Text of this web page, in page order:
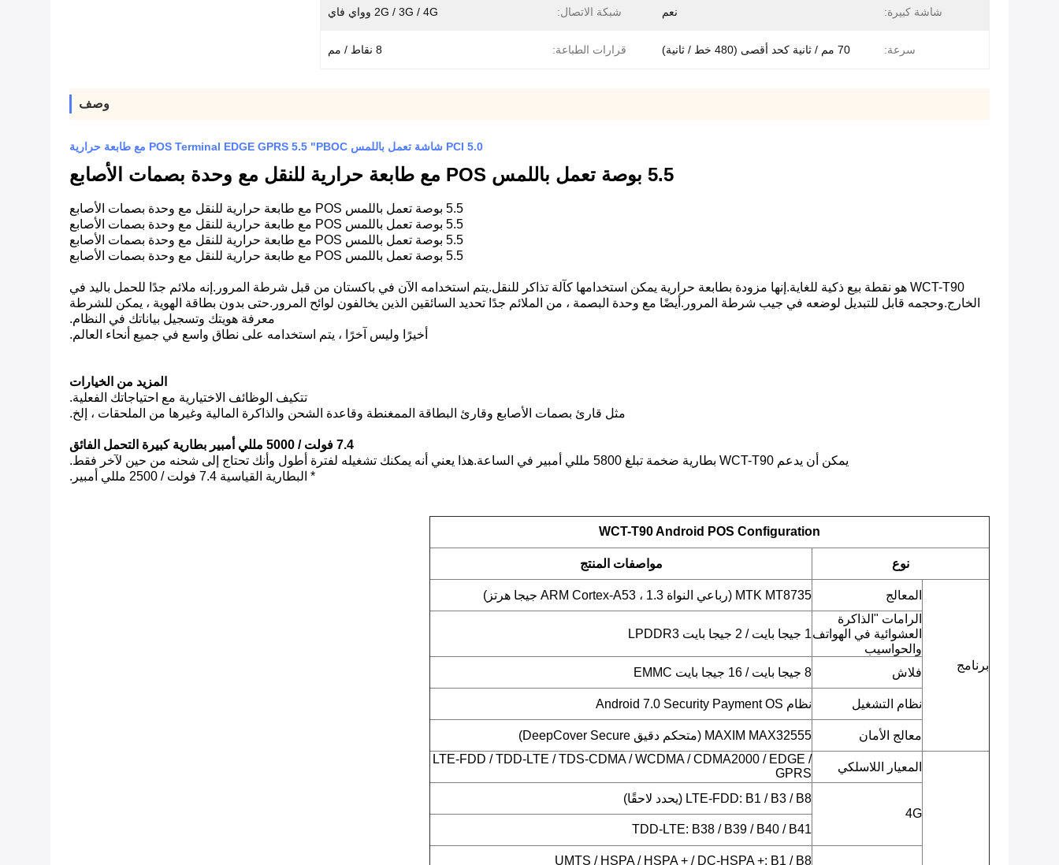
شاشة كبيرة: نعم شبكة الاتصال: 2G / 3G / 4G وواي فاي
سرعة: 70 مم / ثانية كحد أقصى (480 خط / ثانية) قرارات الطباعة: 8 نقاط / مم
وصف
PCI 5.0 شاشة تعمل باللمس POS Terminal EDGE GPRS 5.5 "PBOC مع طابعة حرارية
5.5 بوصة تعمل باللمس POS مع طابعة حرارية للنقل مع وحدة بصمات الأصابع
5.5 بوصة تعمل باللمس POS مع طابعة حرارية للنقل مع وحدة بصمات الأصابع
5.5 بوصة تعمل باللمس POS مع طابعة حرارية للنقل مع وحدة بصمات الأصابع
5.5 بوصة تعمل باللمس POS مع طابعة حرارية للنقل مع وحدة بصمات الأصابع
5.5 بوصة تعمل باللمس POS مع طابعة حرارية للنقل مع وحدة بصمات الأصابع
WCT-T90 هو نقطة بيع ذكية للغاية.إنها مزودة بطابعة حرارية يمكن استخدامها كآلة تذاكر للنقل.يتم استخدامه الآن في باكستان من قبل شرطة المرور.إنه ملائم جدًا للحمل باليد في
الخارج.وحجمه قابل للتبديل لوضعه في جيب شرطة المرور.أيضًا مع وحدة البصمة ، من الملائم جدًا تحديد السائقين الذين يخالفون لوائح المرور.حتى بدون بطاقة الهوية ، يمكن للشرطة
معرفة هويتك وتسجيل بياناتك في النظام.
أخيرًا وليس آخرًا ، يتم استخدامه على نطاق واسع في جميع أنحاء العالم.
المزيد من الخيارات
تتكيف الوظائف الاختيارية مع احتياجاتك الفعلية.
مثل قارئ بصمات الأصابع وقارئ البطاقة الممغنطة وقاعدة الشحن والذاكرة المالية وغيرها من الملحقات ، إلخ.
7.4 فولت / 5000 مللي أمبير بطارية كبيرة التحمل الفائق
يمكن أن يدعم WCT-T90 بطارية ضخمة تبلغ 5800 مللي أمبير في الساعة.هذا يعني أنه يمكنك تشغيله لفترة أطول وأنك تحتاج إلى شحنه من حين لآخر فقط.
* البطارية القياسية 7.4 فولت / 2500 مللي أمبير.
WCT-T90 Android POS Configuration
نوع مواصفات المنتج
برنامج
المعالج
MTK MT8735 (رباعي النواة ARM Cortex-A53 ، 1.3 جيجا هرتز)
الرامات "الذاكرة
العشوائية في الهواتف
والحواسيب
1 جيجا بايت / 2 جيجا بايت LPDDR3
فلاش 8 جيجا بايت / 16 جيجا بايت EMMC
نظام التشغيل نظام Android 7.0 Security Payment OS
معالج الأمان MAXIM MAX32555 (متحكم دقيق DeepCover Secure)
المعيار اللاسلكي
LTE-FDD / TDD-LTE / TDS-CDMA / WCDMA / CDMA2000 / EDGE /
GPRS
4G
LTE-FDD: B1 / B3 / B8 (يحدد لاحقًا)
TDD-LTE: B38 / B39 / B40 / B41
UMTS / HSPA / HSPA + / DC-HSPA +: B1 / B8